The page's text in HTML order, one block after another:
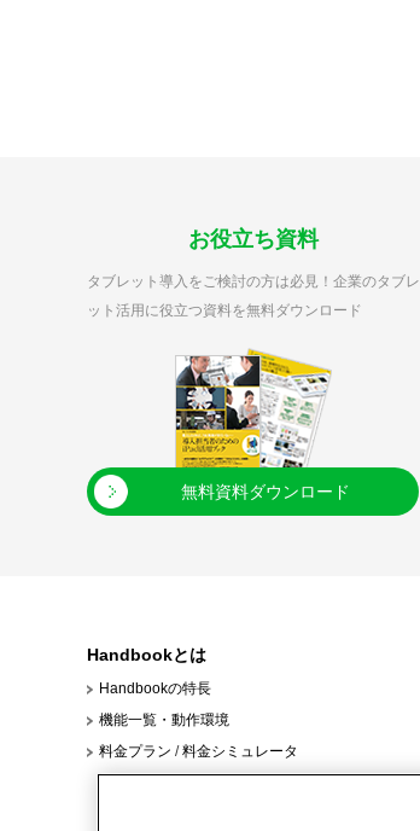
お役立ち資料
タブレット導入をご検討の方は必見！企業のタブレ
ット活用に役立つ資料を無料ダウンロード
無料資料ダウンロード
Handbookとは
Handbookの特長
機能一覧・動作環境
料金プラン /料金シミュレータ